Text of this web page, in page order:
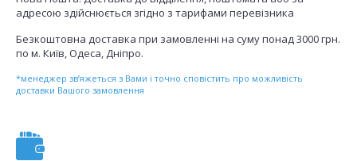
адресою здійснюється згідно з тарифами перевізника
Безкоштовна доставка при замовленні на суму понад 3000 грн.
по м. Київ, Одеса, Дніпро.
*менеджер зв’яжеться з Вами і точно сповістить про можливість
доставки Вашого замовлення